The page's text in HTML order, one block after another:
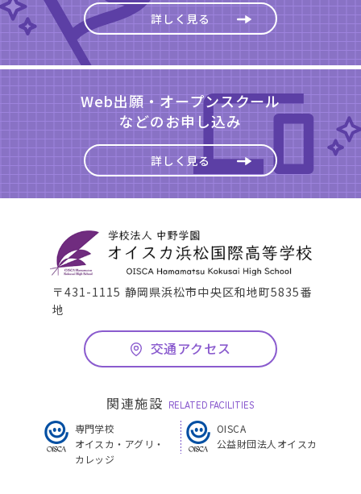
詳しく見る
Web出願・オープンスクール
などのお申し込み
詳しく見る
〒431-1115 静岡県浜松市中央区和地町5835番
地
交通アクセス
関連施設 RELATED FACILITIES
専門学校
オイスカ・アグリ・
カレッジ
OISCA
公益財団法人オイスカ